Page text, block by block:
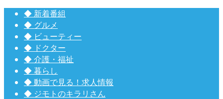
◆ 新着番組
◆ グルメ
◆ ビューティー
◆ ドクター
◆ 介護・福祉
◆ 暮らし
◆ 動画で見る！求人情報
◆ ジモトのキラリさん